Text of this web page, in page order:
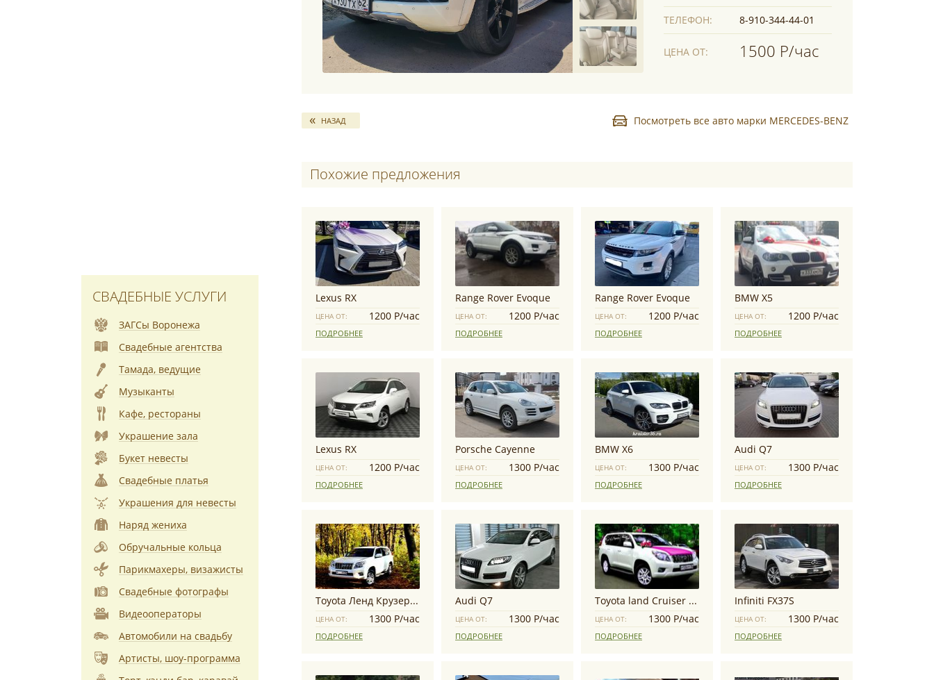
ТЕЛЕФОН: 8-910-344-44-01
ЦЕНА ОТ: 1500 Р/час
НАЗАД Посмотреть все авто марки MERCEDES-BENZ
Похожие предложения
Lexus RX
ЦЕНА ОТ: 1200 Р/час
ПОДРОБНЕЕ
Range Rover Evoque
ЦЕНА ОТ: 1200 Р/час
ПОДРОБНЕЕ
Range Rover Evoque
ЦЕНА ОТ: 1200 Р/час
ПОДРОБНЕЕ
BMW Х5
ЦЕНА ОТ: 1200 Р/час
ПОДРОБНЕЕ
Lexus RX
ЦЕНА ОТ: 1200 Р/час
ПОДРОБНЕЕ
Porsche Cayenne
ЦЕНА ОТ: 1300 Р/час
ПОДРОБНЕЕ
BMW X6
ЦЕНА ОТ: 1300 Р/час
ПОДРОБНЕЕ
Audi Q7
ЦЕНА ОТ: 1300 Р/час
ПОДРОБНЕЕ
Toyota Ленд Крузер Прадо
ЦЕНА ОТ: 1300 Р/час
ПОДРОБНЕЕ
Audi Q7
ЦЕНА ОТ: 1300 Р/час
ПОДРОБНЕЕ
Toyota land Cruiser Prado
ЦЕНА ОТ: 1300 Р/час
ПОДРОБНЕЕ
Infiniti FX37S
ЦЕНА ОТ: 1300 Р/час
ПОДРОБНЕЕ
СВАДЕБНЫЕ УСЛУГИ
ЗАГСы Воронежа
Свадебные агентства
Тамада, ведущие
Музыканты
Кафе, рестораны
Украшение зала
Букет невесты
Свадебные платья
Украшения для невесты
Наряд жениха
Обручальные кольца
Парикмахеры, визажисты
Свадебные фотографы
Видеооператоры
Автомобили на свадьбу
Артисты, шоу-программа